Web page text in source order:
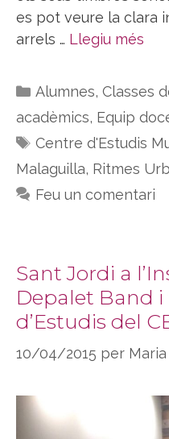
es pot veure la clara
arrels … Llegiu més
Categories
Alumnes, Classes
acadèmics, Equip
Etiquetes
Centre d'Estudis
Malaguilla, Ritmes
Feu un comentari
Sant Jordi a
Depalet Band i
d’Estudis del
10/04/2015 per